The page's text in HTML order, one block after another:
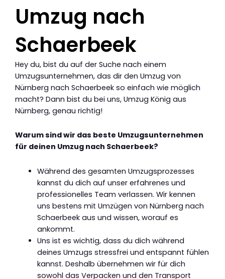
Umzug nach
Schaerbeek
Hey du, bist du auf der Suche nach einem
Umzugsunternehmen, das dir den Umzug von
Nürnberg nach Schaerbeek so einfach wie möglich
macht? Dann bist du bei uns, Umzug König aus
Nürnberg, genau richtig!
Warum sind wir das beste Umzugsunternehmen
für deinen Umzug nach Schaerbeek?
Während des gesamten Umzugsprozesses
kannst du dich auf unser erfahrenes und
professionelles Team verlassen. Wir kennen
uns bestens mit Umzügen von Nürnberg nach
Schaerbeek aus und wissen, worauf es
ankommt.
Uns ist es wichtig, dass du dich während
deines Umzugs stressfrei und entspannt fühlen
kannst. Deshalb übernehmen wir für dich
sowohl das Verpacken und den Transport